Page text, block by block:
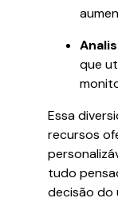
que
Essa
recursos
tudo
decisão do